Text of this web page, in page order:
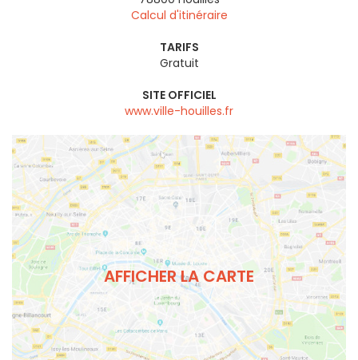
Calcul d'itinéraire
TARIFS
Gratuit
SITE OFFICIEL
www.ville-houilles.fr
AFFICHER LA CARTE